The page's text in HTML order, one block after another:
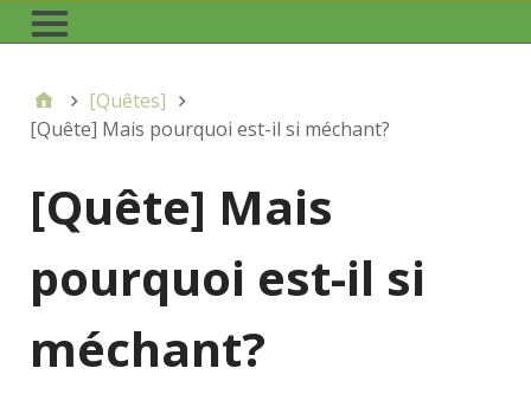
[Quêtes]
[Quête] Mais pourquoi est-il si méchant?
[Quête] Mais
pourquoi est-il si
méchant?